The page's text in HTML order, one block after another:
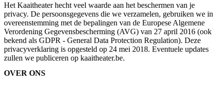
Het Kaaitheater hecht veel waarde aan het beschermen van je
privacy. De persoonsgegevens die we verzamelen, gebruiken we in
overeenstemming met de bepalingen van de Europese Algemene
Verordening Gegevensbescherming (AVG) van 27 april 2016 (ook
bekend als GDPR - General Data Protection Regulation). Deze
privacyverklaring is opgesteld op 24 mei 2018. Eventuele updates
zullen we publiceren op kaaitheater.be.
OVER ONS